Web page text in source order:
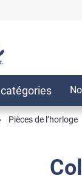
principale
Pièces de l’horloge